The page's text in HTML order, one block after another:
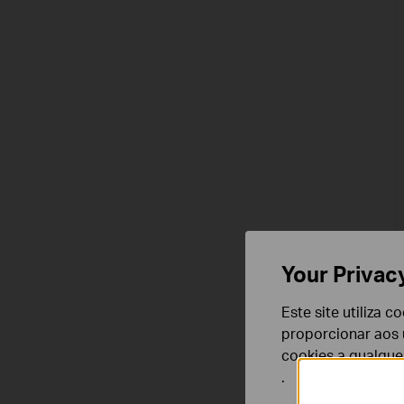
Your
Este site utiliza
proporcionar aos
cookies a
.